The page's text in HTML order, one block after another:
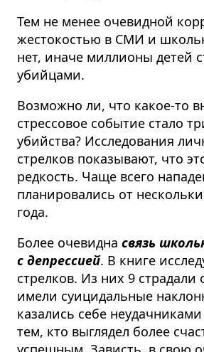
Тем не менее очевидной
жестокостью в СМИ и
нет, иначе миллионы детей
убийцами.
Возможно ли, что какое-то
стрессовое событие стало
убийства? Исследования
стрелков показывают, что
редкость. Чаще всего
планировались от
года.
Более очевидна связь
с депрессией. В книге
стрелков. Из них 9 страдали
имели суицидальные
казались себе
тем, кто выглядел более